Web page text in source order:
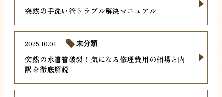
突然の手洗い管トラブル解決マニュアル
突然の水道管破裂！気になる修理費用の相場と内
訳を徹底解説
2025.10.01 未分類